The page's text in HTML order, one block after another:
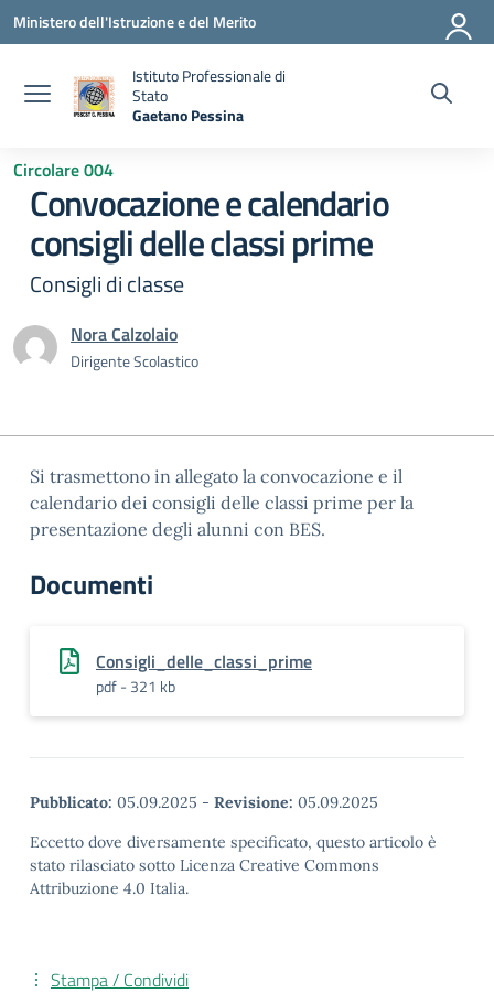
Vai ai contenuti
Vai al menu di navigazione
Vai al footer
Ministero dell'Istruzione e del Merito
Istituto Professionale di
Stato
Gaetano Pessina
Circolare 004
Convocazione e calendario
consigli delle classi prime
Consigli di classe
Nora Calzolaio
Dirigente Scolastico
Si trasmettono in allegato la convocazione e il
calendario dei consigli delle classi prime per la
presentazione degli alunni con BES.
Documenti
Consigli_delle_classi_prime
pdf - 321 kb
Pubblicato: 05.09.2025 - Revisione: 05.09.2025
Eccetto dove diversamente specificato, questo articolo è
stato rilasciato sotto Licenza Creative Commons
Attribuzione 4.0 Italia.
Stampa / Condividi